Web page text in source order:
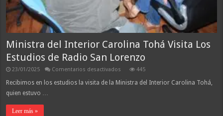
Ministra del Interior Carolina Tohá Visita Los
Estudios de Radio San Lorenzo
23/01/2025 Comentarios desactivados
del
445
Recibimos en los estudios la visita de la Ministra del Interior Carolina Tohá,
quien estuvo …
Leer más »